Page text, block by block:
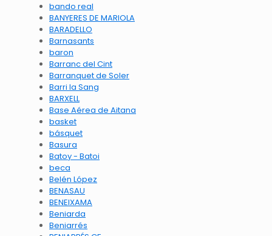
bando real
BANYERES DE MARIOLA
BARADELLO
Barnasants
baron
Barranc del Cint
Barranquet de Soler
Barri la Sang
BARXELL
Base Aérea de Aitana
basket
básquet
Basura
Batoy - Batoi
beca
Belén López
BENASAU
BENEIXAMA
Beniarda
Beniarrés